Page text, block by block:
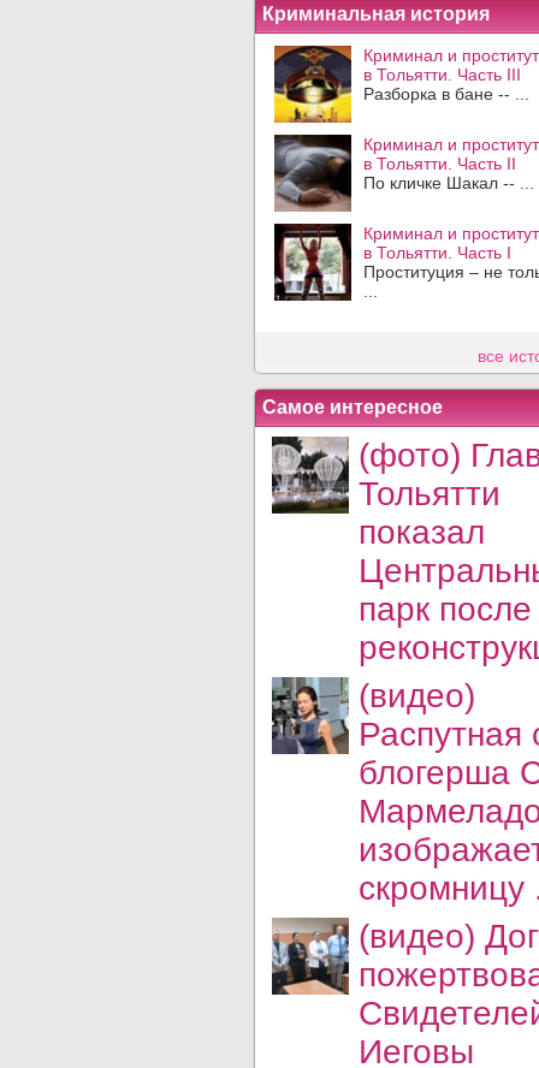
Криминальная история
Криминал и
в Тольятти. Часть III
Разборка в бане -- ...
Криминал и
в Тольятти. Часть II
По кличке Шакал -- ...
Криминал и
в Тольятти. Часть I
Проституция – не
все
Самое интересное
(фото)
Тольятти
показал
парк после
(видео)
Распутная
блогерша
скромницу
(видео)
Иеговы